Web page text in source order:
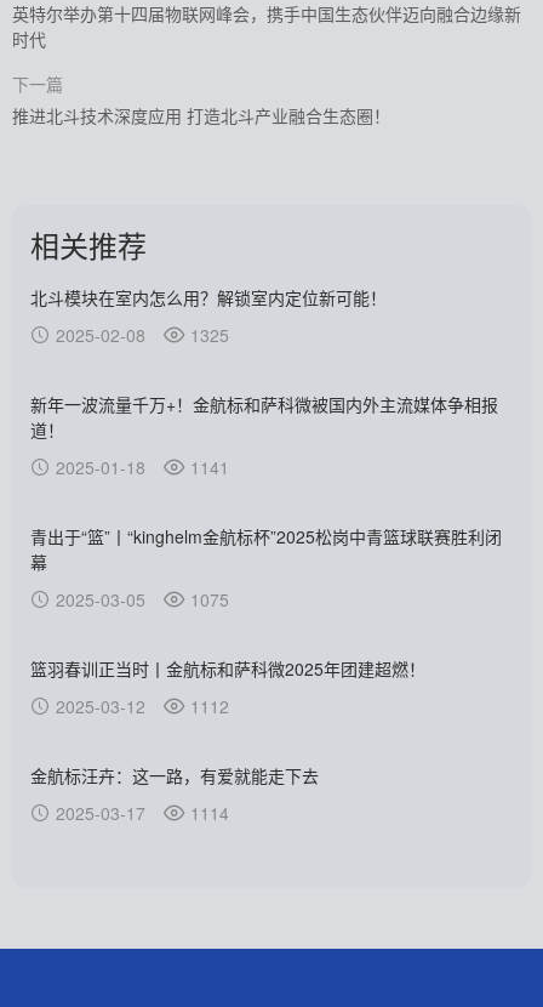
英特尔举办第十四届物联网峰会，携手中国生态伙伴迈向融合边缘新
时代
下一篇
推进北斗技术深度应用 打造北斗产业融合生态圈！
相关推荐
北斗模块在室内怎么用？解锁室内定位新可能！
2025-02-08
1325
新年一波流量千万+！金航标和萨科微被国内外主流媒体争相报
道！
2025-01-18
1141
青出于“篮”丨“kinghelm金航标杯”2025松岗中青篮球联赛胜利闭
幕
2025-03-05
1075
篮羽春训正当时丨金航标和萨科微2025年团建超燃！
2025-03-12
1112
金航标汪卉：这一路，有爱就能走下去
2025-03-17
1114